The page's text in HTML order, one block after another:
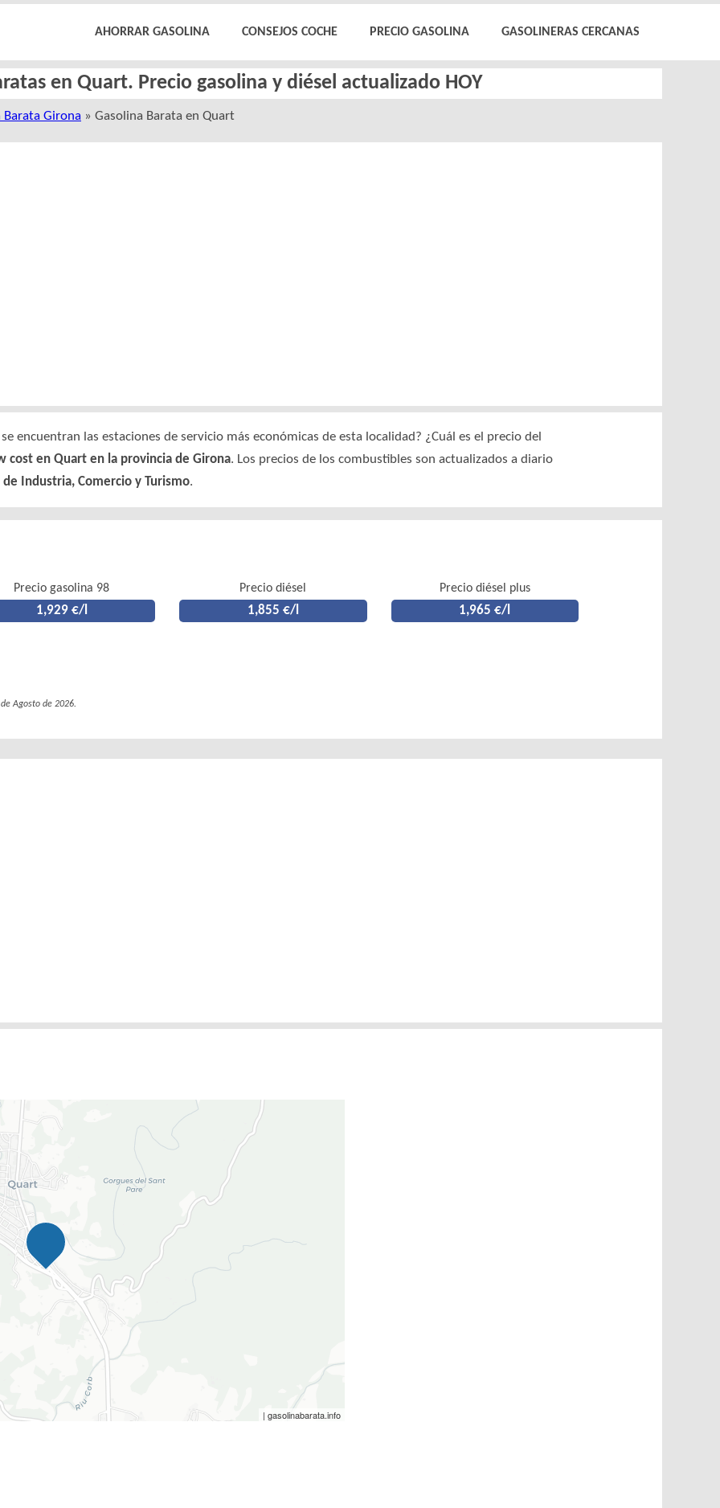
AHORRAR GASOLINA CONSEJOS COCHE PRECIO GASOLINA GASOLINERAS CERCANAS
en Quart. Precio gasolina y diésel actualizado HOY
Barata Girona » Gasolina Barata en Quart
encuentran las estaciones de servicio más económicas de esta localidad? ¿Cuál es el precio del
cost en Quart en la provincia de Girona. Los precios de los combustibles son actualizados a diario
Industria, Comercio y Turismo.
Precio gasolina 98
1,929 €/l
Precio diésel
1,855 €/l
Precio diésel plus
1,965 €/l
Agosto de 2026.
| gasolinabarata.info